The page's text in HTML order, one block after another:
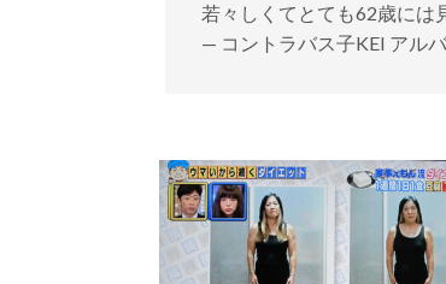
若々しくてとても62歳には
— コントラバス子KEI アル